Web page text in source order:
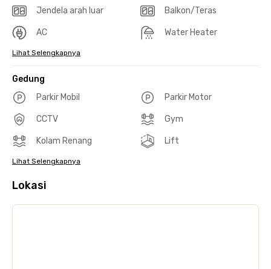
Jendela arah luar Balkon/Teras
AC Water Heater
Lihat Selengkapnya
Gedung
Parkir Mobil
Parkir Motor
CCTV Gym
Kolam Renang Lift
Lihat Selengkapnya
Lokasi